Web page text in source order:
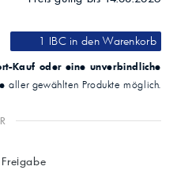
1 IBCin den Warenkorb
Kauf oder eine unverbindliche
aller gewählten Produkte möglich.